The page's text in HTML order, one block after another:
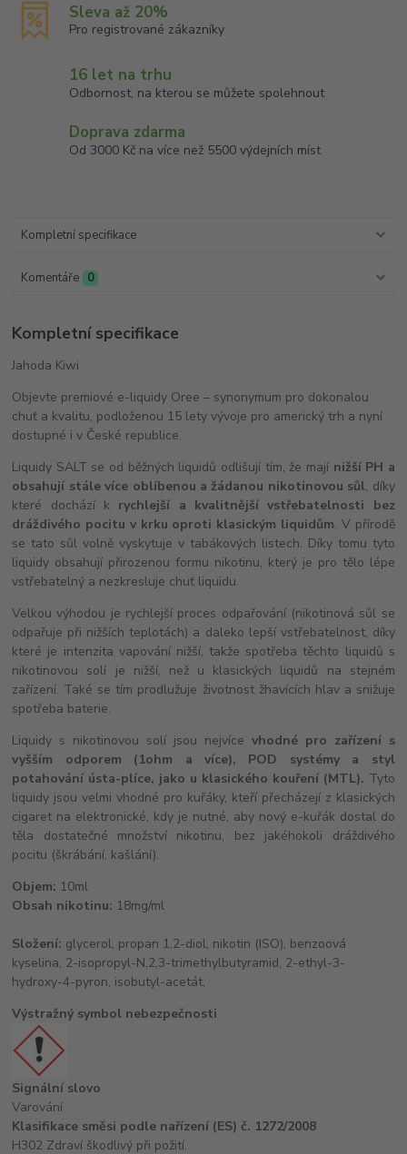
Sleva až 20%
Pro registrované zákazníky
16 let na trhu
Odbornost, na kterou se můžete spolehnout
Doprava zdarma
Od 3000 Kč na více než 5500 výdejních míst
Kompletní specifikace
Komentáře 0
Kompletní specifikace
Jahoda Kiwi
Objevte premiové e-liquidy Oree – synonymum pro dokonalou
chuť a kvalitu, podloženou 15 lety vývoje pro americký trh a nyní
dostupné i v České republice.
Liquidy SALT se od běžných liquidů odlišují tím, že mají nižší PH a
obsahují stále více oblíbenou a žádanou nikotinovou sůl, díky
které dochází k rychlejší a kvalitnější vstřebatelnosti bez
dráždivého pocitu v krku oproti klasickým liquidům. V přírodě
se tato sůl volně vyskytuje v tabákových listech. Díky tomu tyto
liquidy obsahují přirozenou formu nikotinu, který je pro tělo lépe
vstřebatelný a nezkresluje chuť liquidu.
Velkou výhodou je rychlejší proces odpařování (nikotinová sůl se
odpařuje při nižších teplotách) a daleko lepší vstřebatelnost, díky
které je intenzita vapování nižší, takže spotřeba těchto liquidů s
nikotinovou solí je nižší, než u klasických liquidů na stejném
zařízení. Také se tím prodlužuje životnost žhavících hlav a snižuje
spotřeba baterie.
Liquidy s nikotinovou solí jsou nejvíce vhodné pro zařízení s
vyšším odporem (1ohm a více), POD systémy a styl
potahování ústa-plíce, jako u klasického kouření (MTL). Tyto
liquidy jsou velmi vhodné pro kuřáky, kteří přecházejí z klasických
cigaret na elektronické, kdy je nutné, aby nový e-kuřák dostal do
těla dostatečné množství nikotinu, bez jakéhokoli dráždivého
pocitu (škrábání, kašlání).
Objem: 10ml
Obsah nikotinu: 18mg/ml
Složení: glycerol, propan 1,2-diol, nikotin (ISO), benzoová
kyselina, 2-isopropyl-N,2,3-trimethylbutyramid, 2-ethyl-3-
hydroxy-4-pyron, isobutyl-acetát,
Výstražný symbol nebezpečnosti
Signální slovo
Varování
Klasifikace směsi podle nařízení (ES) č. 1272/2008
H302 Zdraví škodlivý při požití.